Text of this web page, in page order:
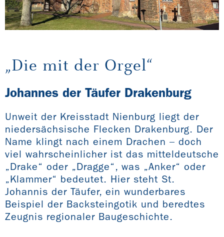
„Die mit der Orgel“
Johannes der Täufer Drakenburg
Unweit der Kreisstadt Nienburg liegt der
niedersächsische Flecken Drakenburg. Der
Name klingt nach einem Drachen – doch
viel wahrscheinlicher ist das mitteldeutsche
„Drake“ oder „Dragge“, was „Anker“ oder
„Klammer“ bedeutet. Hier steht St.
Johannis der Täufer, ein wunderbares
Beispiel der Backsteingotik und beredtes
Zeugnis regionaler Baugeschichte.